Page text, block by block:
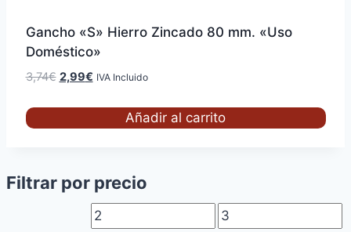
Gancho «S» Hierro Zincado 80 mm. «Uso
Doméstico»
3,74€ El
era:
2,99€El
es:
IVA Incluido
Añadir al carrito
Filtrar por precio